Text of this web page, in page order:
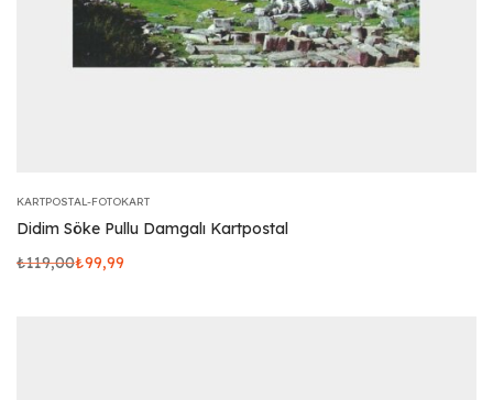
KARTPOSTAL-FOTOKART
Didim Söke Pullu Damgalı Kartpostal
₺119,00₺99,99